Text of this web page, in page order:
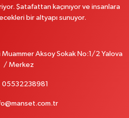
Şatafattan kaçınıyor ve insanlara
bir altyapı sunuyor.
Aksoy Sokak No:1/2 Yalova
/ Merkez
05532238981